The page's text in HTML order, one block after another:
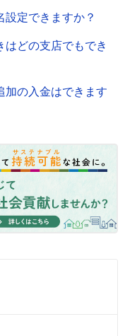
設定できますか？
はどの支店でもでき
加の入金はできます